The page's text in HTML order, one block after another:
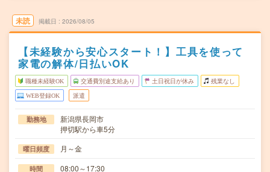
未読 掲載日 2026/08/05
【未経験から安心スタート！】工具を使って
家電の解体/日払いOK
職種未経験OK 交通費別途支給あり 土日祝日が休み 残業なし
WEB登録OK 派遣
勤務地
新潟県長岡市
押切駅から車5分
曜日頻度 月～金
時間 08:00～17:30